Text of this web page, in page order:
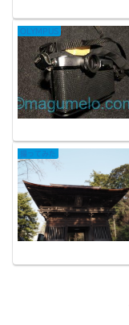
OLYMPUS
撮ってみた